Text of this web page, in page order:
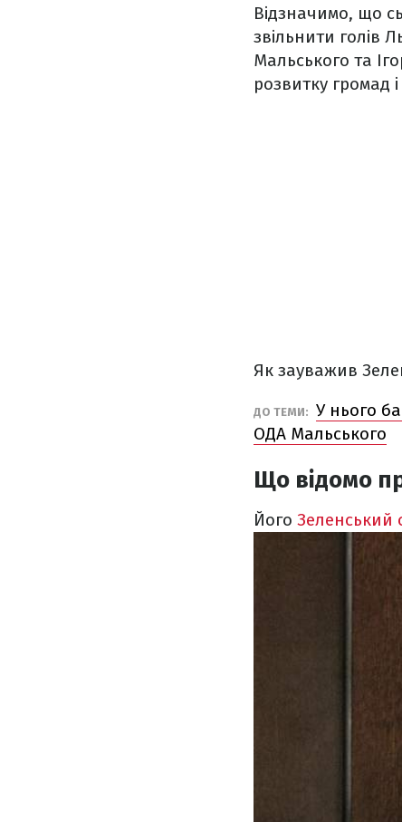
Відзначимо, що
звільнити голів
Мальського та
розвитку громад
Як зауважив
ДО ТЕМИ: У нього
ОДА Мальського
Що відомо
Його Зеленський